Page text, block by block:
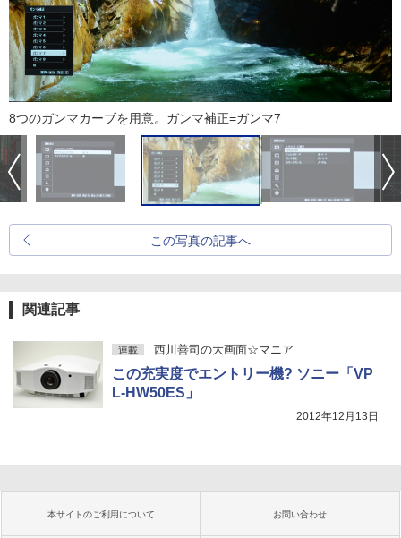
8つのガンマカーブを用意。ガンマ補正=ガンマ7
この写真の記事へ
関連記事
連載 西川善司の大画面☆マニア
この充実度でエントリー機? ソニー「VP
L-HW50ES」
2012年12月13日
本サイトのご利用について お問い合わせ